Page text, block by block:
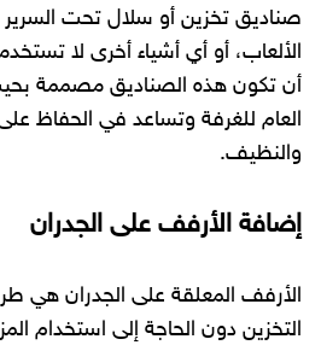
صناديق تخزين أو سلال تحت السرير
الألعاب، أو أي أشياء أخرى لا
أن تكون هذه الصناديق مصممة
العام للغرفة وتساعد في الحفاظ
والنظيف.
إضافة الأرفف على الجدران
الأرفف المعلقة على الجدران هي
التخزين دون الحاجة إلى استخدام